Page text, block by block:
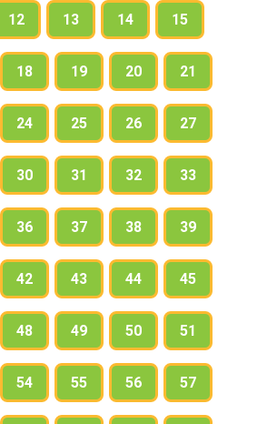
12 13 14 15
18 19 20 21
24 25 26 27
30 31 32 33
36 37 38 39
42 43 44 45
48 49 50 51
54 55 56 57